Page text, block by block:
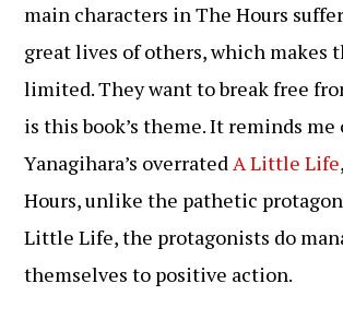
main characters in The Hours
great lives of others, which makes
limited. They want to break free
is this book’s theme. It reminds me
Yanagihara’s overratedA Little Life
Hours, unlike the pathetic
Little Life, the protagonists do
themselves to positive action.